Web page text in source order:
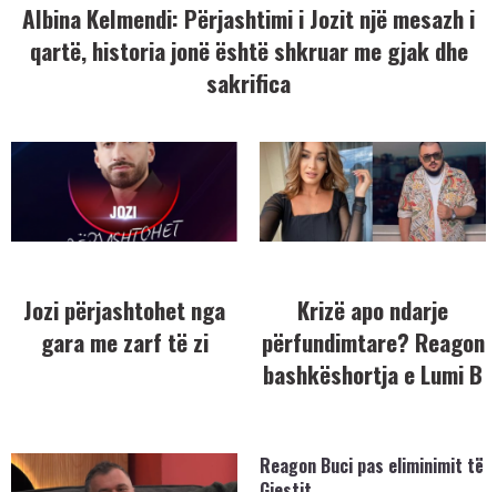
Albina Kelmendi: Përjashtimi i Jozit një mesazh i
qartë, historia jonë është shkruar me gjak dhe
sakrifica
Jozi përjashtohet nga
gara me zarf të zi
Krizë apo ndarje
përfundimtare? Reagon
bashkëshortja e Lumi B
Reagon Buci pas eliminimit të